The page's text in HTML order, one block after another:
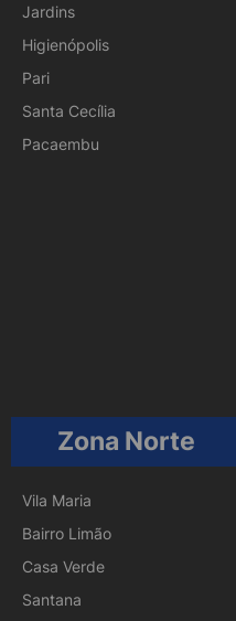
Jardins
Higienópolis
Pari
Santa Cecília
Pacaembu
Zona Norte
Vila Maria
Bairro Limão
Casa Verde
Santana